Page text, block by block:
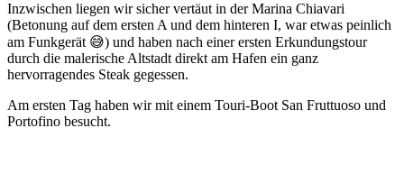
Inzwischen liegen wir sicher vertäut in der Marina Chiavari
(Betonung auf dem ersten A und dem hinteren I, war etwas peinlich
am Funkgerät 😅) und haben nach einer ersten Erkundungstour
durch die malerische Altstadt direkt am Hafen ein ganz
hervorragendes Steak gegessen.
Am ersten Tag haben wir mit einem Touri-Boot San Fruttuoso und
Portofino besucht.